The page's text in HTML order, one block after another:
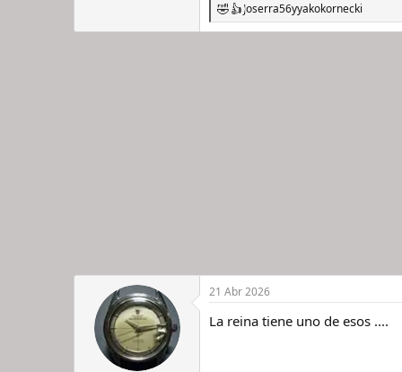
R
e
Joserra56yyakokornecki
21 Abr 2026
La reina tiene uno de esos ....